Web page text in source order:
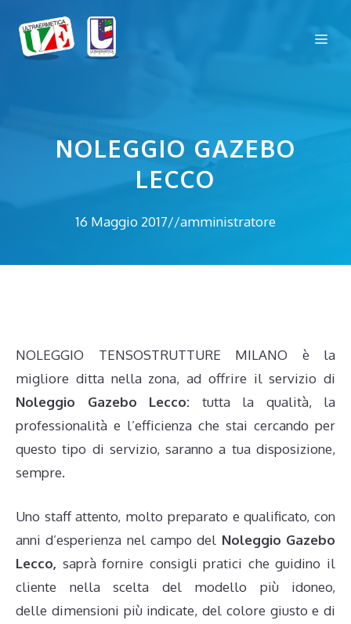
contenuto
NOLEGGIO GAZEBO
LECCO
16 Maggio 2017//amministratore
NOLEGGIO TENSOSTRUTTURE MILANO è la
migliore ditta nella zona, ad offrire il servizio di
Noleggio Gazebo Lecco: tutta la qualità, la
professionalità e l’efficienza che stai cercando per
questo tipo di servizio, saranno a tua disposizione,
sempre.
Uno staff attento, molto preparato e qualificato, con
anni d’esperienza nel campo del Noleggio Gazebo
Lecco, saprà fornire consigli pratici che guidino il
cliente nella scelta del modello più idoneo,
delle dimensioni più indicate, del colore giusto e di